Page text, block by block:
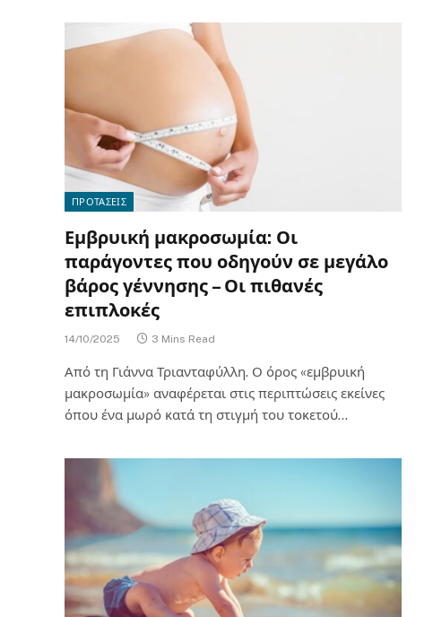
ΠΡΟΤΑΣΕΙΣ
Εμβρυική μακροσωμία: Οι
παράγοντες που οδηγούν σε μεγάλο
βάρος γέννησης – Οι πιθανές
επιπλοκές
14/10/2025 3 Mins Read
Από τη Γιάννα Τριανταφύλλη. Ο όρος «εμβρυική
μακροσωμία» αναφέρεται στις περιπτώσεις εκείνες
όπου ένα μωρό κατά τη στιγμή του τοκετού…